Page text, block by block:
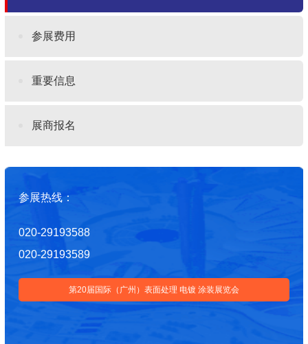
参展费用
重要信息
展商报名
参展热线：
020-29193588
020-29193589
第20届国际（广州）表面处理 电镀 涂装展览会